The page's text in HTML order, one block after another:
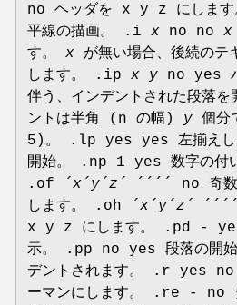
no ヘッダを x y z にし
平線の描画。 .i x no no x
す。 x が無い場合、後続のテ
します。 .ip x y no yes
伴う、インデントされた段落
ントは半角 (n の幅) y 個分
5)。 .lp yes yes 左揃えし
開始。 .np 1 yes 数字の付い
.of
´x´y´z´
´´´´ no 奇
します。 .oh
´x´y´z´
x y z にします。 .pd - yes
示。 .pp no yes 段落の開始
デントされます。 .r yes no
ーマンにします。 .re - no